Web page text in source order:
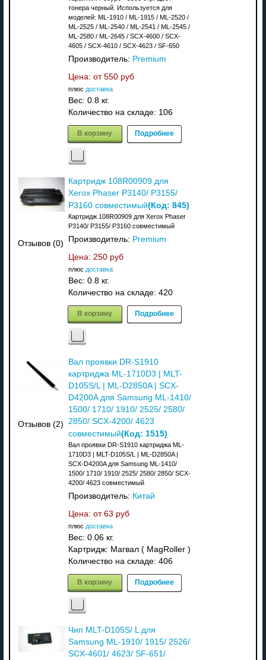
тонера черный. Используется для
моделей: ML-1910 / ML-1915 / ML-2520 /
ML-2525 / ML-2540 / ML-2541 / ML-2545 /
ML-2580 / ML-2645 / SCX-4600 / SCX-
4605 / SCX-4610 / SCX-4623 / SF-650
Производитель: Premium
Цена: от 550 руб
плюс доставка
Вес: 0.8 кг.
Количество на складе: 106
В корзину Подробнее
Отзывов (0)
Картридж 108R00909 для
Xerox Phaser P3140/ P3155/
P3160 совместимый(Код: 845)
Картридж 108R00909 для Xerox Phaser
P3140/ P3155/ P3160 совместимый
Производитель: Premium
Цена: 250 руб
плюс доставка
Вес: 0.8 кг.
Количество на складе: 420
В корзину Подробнее
Отзывов (2)
Вал проявки DR-S1910
картриджа ML-1710D3 | MLT-
D105S/L | ML-D2850A | SCX-
D4200A для Samsung ML-1410/
1500/ 1710/ 1910/ 2525/ 2580/
2850/ SCX-4200/ 4623
совместимый(Код: 1515)
Вал проявки DR-S1910 картриджа ML-
1710D3 | MLT-D105S/L | ML-D2850A |
SCX-D4200A для Samsung ML-1410/
1500/ 1710/ 1910/ 2525/ 2580/ 2850/ SCX-
4200/ 4623 совместимый
Производитель: Китай
Цена: от 63 руб
плюс доставка
Вес: 0.06 кг.
Картридж: Магвал ( MagRoller )
Количество на складе: 406
В корзину Подробнее
Чип MLT-D105S/ L для
Samsung ML-1910/ 1915/ 2526/
SCX-4601/ 4623/ SF-651/